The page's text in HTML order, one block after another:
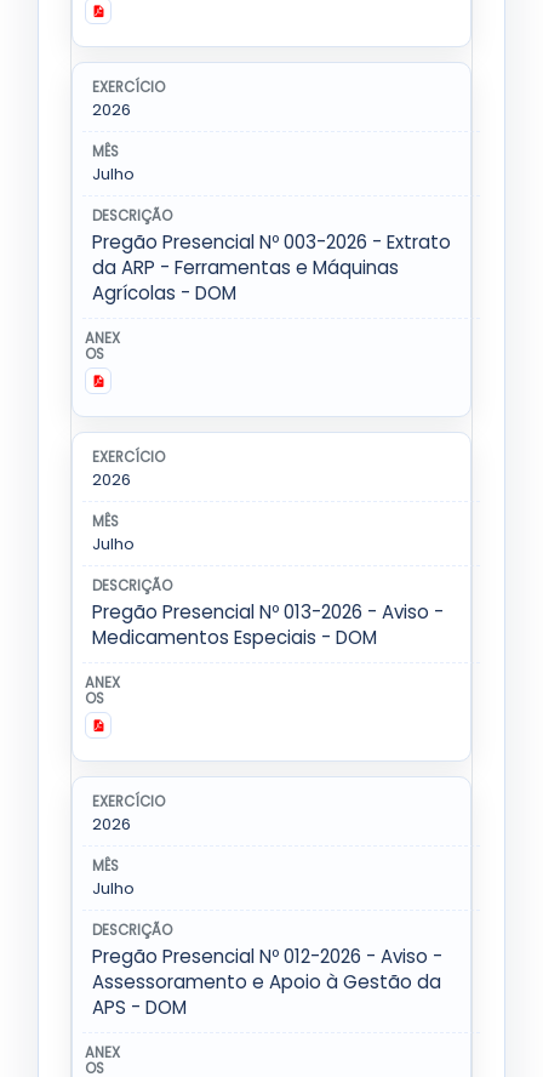
2026
Julho
Pregão Presencial Nº 003-2026 - Extrato
da ARP - Ferramentas e Máquinas
Agrícolas - DOM
2026
Julho
Pregão Presencial Nº 013-2026 - Aviso -
Medicamentos Especiais - DOM
2026
Julho
Pregão Presencial Nº 012-2026 - Aviso -
Assessoramento e Apoio à Gestão da
APS - DOM